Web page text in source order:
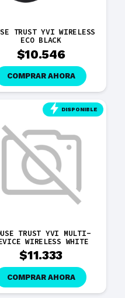
TRUST YVI WIRELESS
ECO BLACK
$10.546
COMPRAR AHORA
DISPONIBLE
TRUST YVI MULTI-
WIRELESS WHITE
$11.333
COMPRAR AHORA